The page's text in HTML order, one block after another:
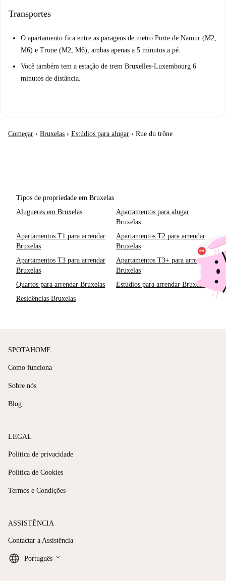
Transportes
O apartamento fica entre as paragens de metro Porte de Namur (M2,
M6) e Trone (M2, M6), ambas apenas a 5 minutos a pé.
Você também tem a estação de trem Bruxelles-Luxembourg 6
minutos de distância.
Começar › Bruxelas › Estúdios para alugar › Rue du trône
Tipos de propriedade em Bruxelas
Alugueres em Bruxelas
Apartamentos para alugar
Bruxelas
Apartamentos T1 para arrendar
Bruxelas
Apartamentos T2 para arrendar
Bruxelas
Apartamentos T3 para arrendar
Bruxelas
Apartamentos T3+ para arrendar
Bruxelas
Quartos para arrendar Bruxelas
Estúdios para arrendar Bruxelas
Residências Bruxelas
SPOTAHOME
Como funciona
Sobre nós
Blog
LEGAL
Política de privacidade
Política de Cookies
Termos e Condições
ASSISTÊNCIA
Contactar a Assistência
Português keyboard_arrow_down